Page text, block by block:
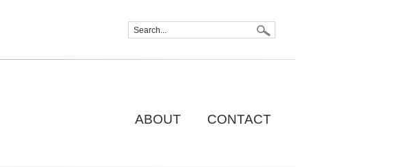
ABOUT CONTACT